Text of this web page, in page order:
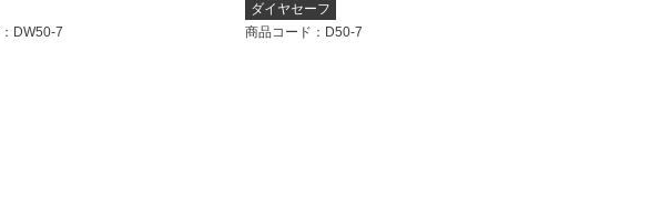
：DW50-7
ダイヤセーフ
商品コード ：D50-7